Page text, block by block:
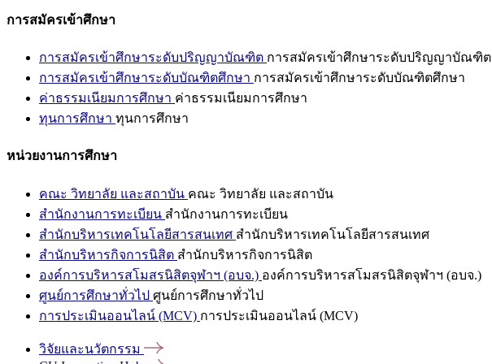
การสมัครเข้าศึกษา
การสมัครเข้าศึกษาระดับปริญญาบัณฑิต การสมัครเข้าศึกษาระดับปริญญาบัณฑิต
การสมัครเข้าศึกษาระดับบัณฑิตศึกษา การสมัครเข้าศึกษาระดับบัณฑิตศึกษา
ค่าธรรมเนียมการศึกษา ค่าธรรมเนียมการศึกษา
ทุนการศึกษา ทุนการศึกษา
หน่วยงานการศึกษา
คณะ วิทยาลัย และสถาบัน คณะ วิทยาลัย และสถาบัน
สำนักงานการทะเบียน สำนักงานการทะเบียน
สำนักบริหารเทคโนโลยีสารสนเทศ สำนักบริหารเทคโนโลยีสารสนเทศ
สำนักบริหารกิจการนิสิต สำนักบริหารกิจการนิสิต
องค์การบริหารสโมสรนิสิตจุฬาฯ (อบจ.) องค์การบริหารสโมสรนิสิตจุฬาฯ (อบจ.)
ศูนย์การศึกษาทั่วไป ศูนย์การศึกษาทั่วไป
การประเมินออนไลน์ (MCV) การประเมินออนไลน์ (MCV)
วิจัยและนวัตกรรม